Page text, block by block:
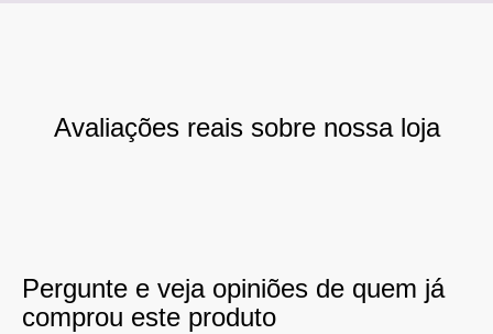
Avaliações reais sobre nossa loja
Pergunte e veja opiniões de quem já
comprou este produto